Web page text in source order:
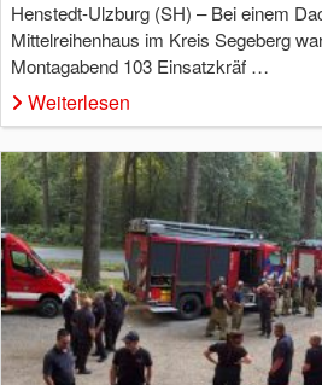
Henstedt-Ulzburg (SH) – Bei einem
Mittelreihenhaus im Kreis Segeberg
Montagabend 103 Einsatzkräf …
Weiterlesen